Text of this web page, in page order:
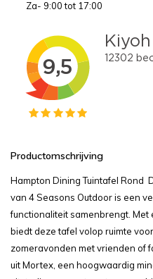
Za- 9:00 tot 17:00
Productomschrijving
Hampton Dining Tuintafel Rond
van 4 Seasons Outdoor is een
functionaliteit samenbrengt. Met
biedt deze tafel volop ruimte
zomeravonden met vrienden of
uit Mortex, een hoogwaardig